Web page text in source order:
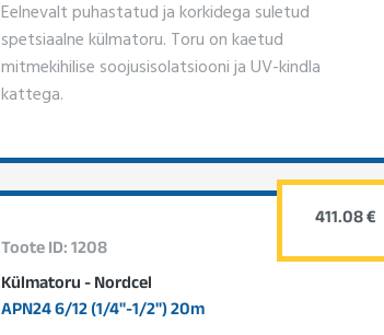
Eelnevalt puhastatud ja korkidega suletud
spetsiaalne külmatoru. Toru on kaetud
mitmekihilise soojusisolatsiooni ja UV-kindla
kattega.
Toote ID: 1208
Külmatoru - Nordcel
APN24 6/12 (1/4"-1/2") 20m
411.08 €